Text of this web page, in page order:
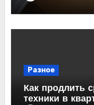
Разное
Как продлить
техники в